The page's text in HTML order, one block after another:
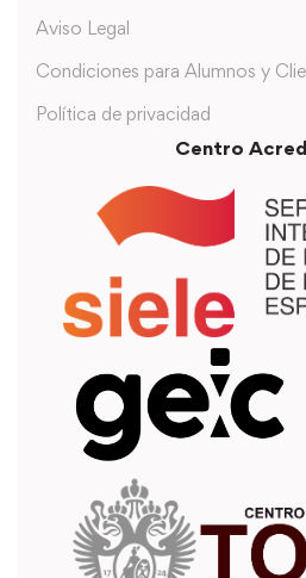
Aviso Legal
Condiciones para Alumnos y
Política de privacidad
Centro